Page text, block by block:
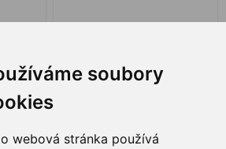
soubory
webová stránka používá
Mikado Sak na ryby Basic
369,00 Kč